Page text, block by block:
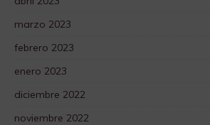
marzo 2023
febrero 2023
enero 2023
diciembre 2022
noviembre 2022